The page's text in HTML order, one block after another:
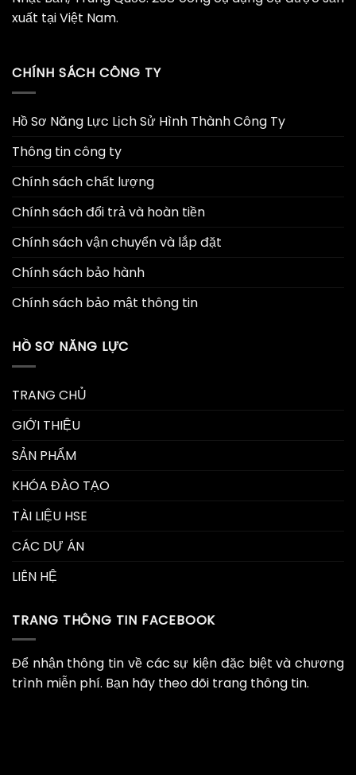
xuất tại Việt Nam.
CHÍNH SÁCH CÔNG TY
Hồ Sơ Năng Lực Lịch Sử Hình Thành Công Ty
Thông tin công ty
Chính sách chất lượng
Chính sách đổi trả và hoàn tiền
Chính sách vận chuyển và lắp đặt
Chính sách bảo hành
Chính sách bảo mật thông tin
HỒ SƠ NĂNG LỰC
TRANG CHỦ
GIỚI THIỆU
SẢN PHẨM
KHÓA ĐÀO TẠO
TÀI LIỆU HSE
CÁC DỰ ÁN
LIÊN HỆ
TRANG THÔNG TIN FACEBOOK
Để nhận thông tin về các sự kiện đặc biệt và chương
trình miễn phí. Bạn hãy theo dõi trang thông tin.